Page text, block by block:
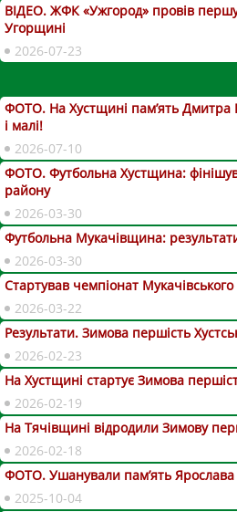
ВІДЕО. ЖФК «Ужгород» провів
Угорщині
2026-07-23
ФОТО. На Хустщині пам’ять Дмитра
і малі!
2026-07-10
ФОТО. Футбольна Хустщина:
району
2026-03-30
Футбольна Мукачівщина:
2026-03-30
Стартував чемпіонат
2026-03-22
Результати. Зимова першість
2026-02-23
На Хустщині стартує Зимова
2026-02-19
На Тячівщині відродили Зимову
2026-02-18
ФОТО. Ушанували пам’ять Ярослава
2025-10-04